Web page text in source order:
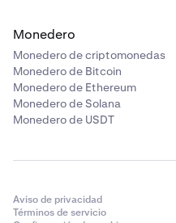
Monedero
Monedero de criptomonedas
Monedero de Bitcoin
Monedero de Ethereum
Monedero de Solana
Monedero de USDT
Aviso de privacidad
Términos de servicio